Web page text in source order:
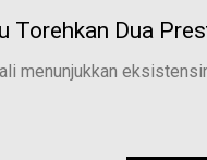
Torehkan Dua
menunjukkan